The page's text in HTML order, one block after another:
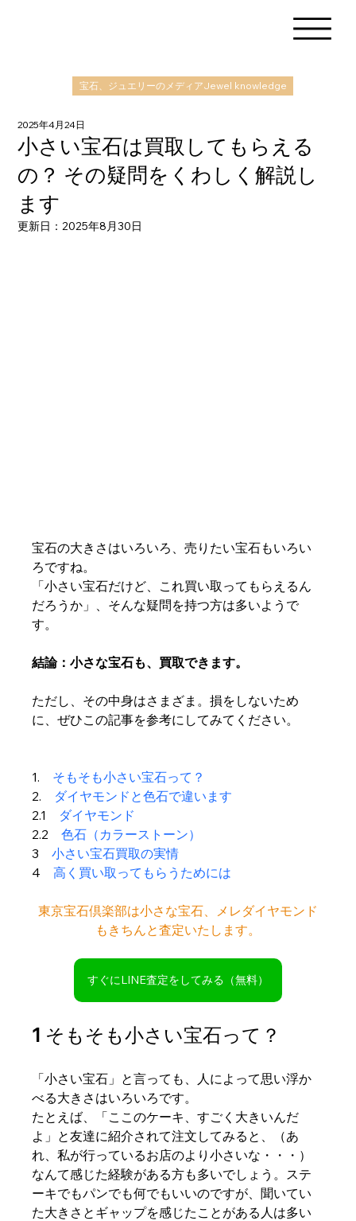
宝石、ジュエリーのメディアJewel knowledge
小さい宝石は買取してもらえる
の？ その疑問をくわしく解説し
ます
2025年4月24日
更新日：2025年8月30日
宝石の大きさはいろいろ、売りたい宝石もいろい
ろですね。
「小さい宝石だけど、これ買い取ってもらえるん
だろうか」、そんな疑問を持つ方は多いようで
す。
結論：小さな宝石も、買取できます。
ただし、その中身はさまざま。損をしないため
に、ぜひこの記事を参考にしてみてください。
1. そもそも小さい宝石って？
2. ダイヤモンドと色石で違います
2.1 ダイヤモンド
2.2 色石（カラーストーン）
3 小さい宝石買取の実情
4 高く買い取ってもらうためには
東京宝石倶楽部は小さな宝石、メレダイヤモンド
もきちんと査定いたします。
すぐにLINE査定をしてみる（無料）
1 そもそも小さい宝石って？
「小さい宝石」と言っても、人によって思い浮か
べる大きさはいろいろです。
たとえば、「ここのケーキ、すごく大きいんだ
よ」と友達に紹介されて注文してみると、（あ
れ、私が行っているお店のより小さいな・・・）
なんて感じた経験がある方も多いでしょう。ステ
ーキでもパンでも何でもいいのですが、聞いてい
た大きさとギャップを感じたことがある人は多い